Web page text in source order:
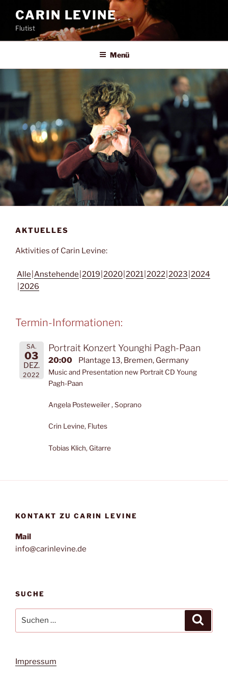
Inhalt
springen
CARIN LEVINE
Flutist
Menü
AKTUELLES
Aktivities of Carin Levine:
Alle Anstehende 2019 2020 2021 2022 2023 2024
2026
Termin-Informationen:
SA.
03
DEZ.
2022
Portrait Konzert Younghi Pagh-Paan
20:00 Plantage 13, Bremen, Germany
Music and Presentation new Portrait CD Young
Pagh-Paan
Angela Posteweiler , Soprano
Crin Levine, Flutes
Tobias Klich, Gitarre
KONTAKT ZU CARIN LEVINE
Mail
info@carinlevine.de
SUCHE
nach:
Impressum